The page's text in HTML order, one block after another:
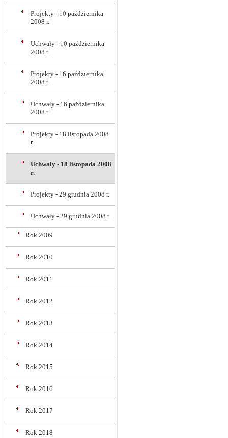
Projekty - 10 października
2008 r.
Uchwały - 10 października
2008 r.
Projekty - 16 października
2008 r.
Uchwały - 16 października
2008 r.
Projekty - 18 listopada 2008
r.
Uchwały - 18 listopada 2008
r.
Projekty - 29 grudnia 2008 r.
Uchwały - 29 grudnia 2008 r.
Rok 2009
Rok 2010
Rok 2011
Rok 2012
Rok 2013
Rok 2014
Rok 2015
Rok 2016
Rok 2017
Rok 2018